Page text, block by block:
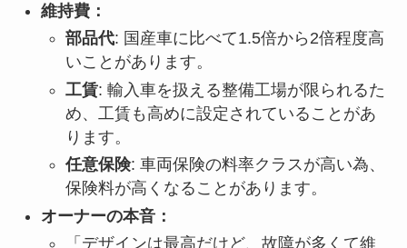
維持費：
部品代: 国産車に比べて1.5倍から2倍程度高
いことがあります。
工賃: 輸入車を扱える整備工場が限られるた
め、工賃も高めに設定されていることがあ
ります。
任意保険: 車両保険の料率クラスが高い為、
保険料が高くなることがあります。
オーナーの本音：
「デザインは最高だけど、故障が多くて維